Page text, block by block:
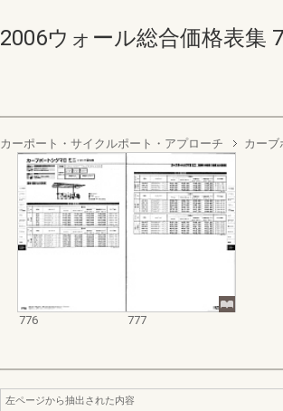
2006ウォール総合価格表集
カーポート・サイクルポート・アプローチ カーブ
776 777
左ページから抽出された内容